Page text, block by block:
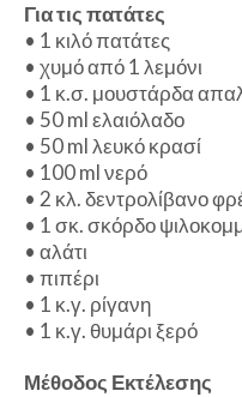
Για τις πατάτες
• 1 κιλό πατάτες
• χυμό από 1 λεμόνι
• 1 κ.σ. μουστάρδα
• 50 ml ελαιόλαδο
• 50 ml λευκό κρασί
• 100 ml νερό
• 2 κλ. δεντρολίβανο
• 1 σκ. σκόρδο
• αλάτι
• πιπέρι
• 1 κ.γ. ρίγανη
• 1 κ.γ. θυμάρι ξερό
Μέθοδος Εκτέλεσης